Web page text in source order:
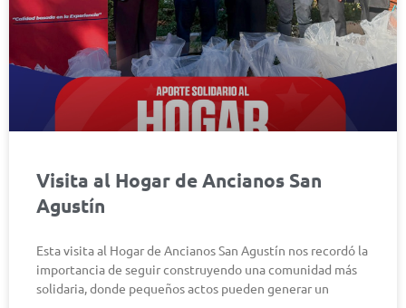
Visita al Hogar de Ancianos San
Agustín
Esta visita al Hogar de Ancianos San Agustín nos recordó la
importancia de seguir construyendo una comunidad más
solidaria, donde pequeños actos pueden generar un